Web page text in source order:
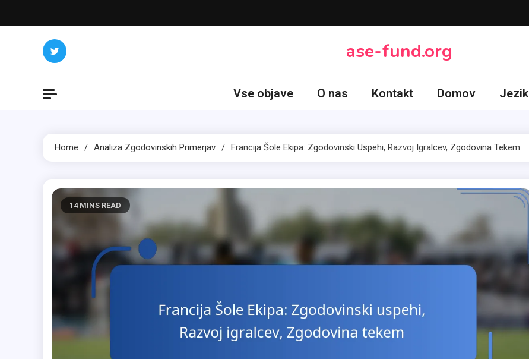
to
ase-fund.org
Vse objave O nas Kontakt Domov Jezik
Home Analiza Zgodovinskih Primerjav Francija Šole Ekipa: Zgodovinski Uspehi, Razvoj Igralcev, Zgodovina Tekem
14 MINS READ